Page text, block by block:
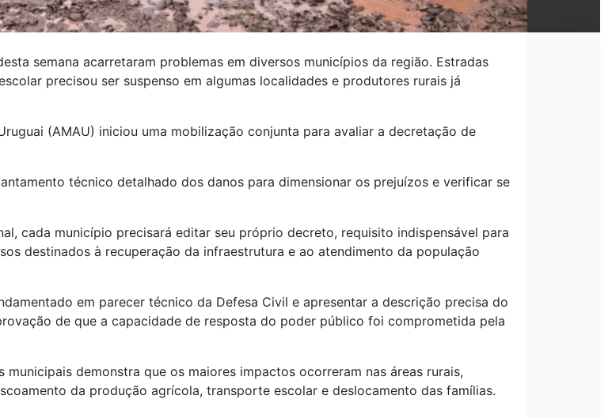
semana acarretaram problemas em diversos municípios da região. Estradas
precisou ser suspenso em algumas localidades e produtores rurais já
(AMAU) iniciou uma mobilização conjunta para avaliar a decretação de
técnico detalhado dos danos para dimensionar os prejuízos e verificar se
cada município precisará editar seu próprio decreto, requisito indispensável para
destinados à recuperação da infraestrutura e ao atendimento da população
em parecer técnico da Defesa Civil e apresentar a descrição precisa do
de que a capacidade de resposta do poder público foi comprometida pela
demonstra que os maiores impactos ocorreram nas áreas rurais,
da produção agrícola, transporte escolar e deslocamento das famílias.